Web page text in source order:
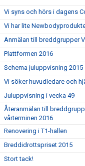
Vi syns och hörs i dagens
Vi har lite
Anmälan till breddgrupper
Plattformen 2016
Schema juluppvisning 2015
Vi söker huvudledare och
Juluppvisning i vecka 49
Återanmälan till
vårterminen 2016
Renovering i T1-hallen
Breddidrottspriset 2015
Stort tack!